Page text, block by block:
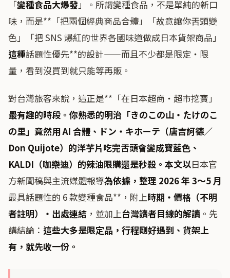
「變種食品大爆發」。所謂變種食品，不是單純的新口
味，而是**「把兩個經典商品合體」「故意讓你舌頭變
色」「把 SNS 爆紅的世界各國味道做成日本貨架商品」
這種話題性優先**的設計——而且不少都是限定・限
量，看到沒買到就只能等再販。
對台灣旅客來說，這正是**「在日本超商・超市挖寶」
最有趣的時段。你熟悉的明治「きのこの山・たけのこ
の里」竟然用 AI 合體、ドン・キホーテ（唐吉訶德／
Don Quijote）的洋芋片吃完舌頭會變成寶藍色、
KALDI（咖樂迪）的辣油限購還是秒殺。本文以日本官
方新聞稿與主流媒體報導為依據，整理 2026 年 3〜5 月
最具話題性的 6 款變種食品**，附上時期・價格（不明
者註明）・出處連結 ，並加上台灣讀者目線的解讀 。先
講結論： 這些大多是限定品，行程剛好遇到、貨架上
有，就先收一份。